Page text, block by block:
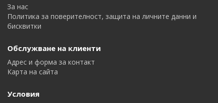
За нас
Политика за поверителност, защита на личните данни и
бисквитки
Обслужване на клиенти
Адрес и форма за контакт
Карта на сайта
Условия